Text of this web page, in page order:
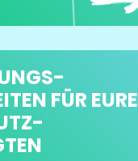
FÜR EURE